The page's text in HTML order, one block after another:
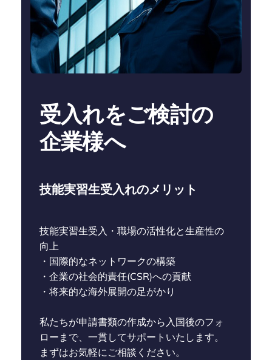
受入れをご検討の
企業様へ
技能実習生受入れのメリット
技能実習生受入・職場の活性化と生産性の
向上
・国際的なネットワークの構築
・企業の社会的責任(CSR)への貢献
・将来的な海外展開の足がかり
私たちが申請書類の作成から入国後のフォ
ローまで、一貫してサポートいたします。
まずはお気軽にご相談ください。